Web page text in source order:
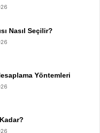
Nasıl Seçilir?
Yöntemleri